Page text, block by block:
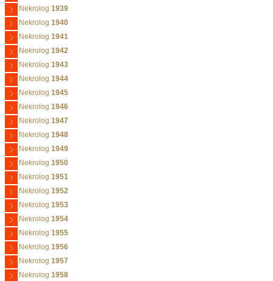
Nekrolog 1939
Nekrolog 1940
Nekrolog 1941
Nekrolog 1942
Nekrolog 1943
Nekrolog 1944
Nekrolog 1945
Nekrolog 1946
Nekrolog 1947
Nekrolog 1948
Nekrolog 1949
Nekrolog 1950
Nekrolog 1951
Nekrolog 1952
Nekrolog 1953
Nekrolog 1954
Nekrolog 1955
Nekrolog 1956
Nekrolog 1957
Nekrolog 1958